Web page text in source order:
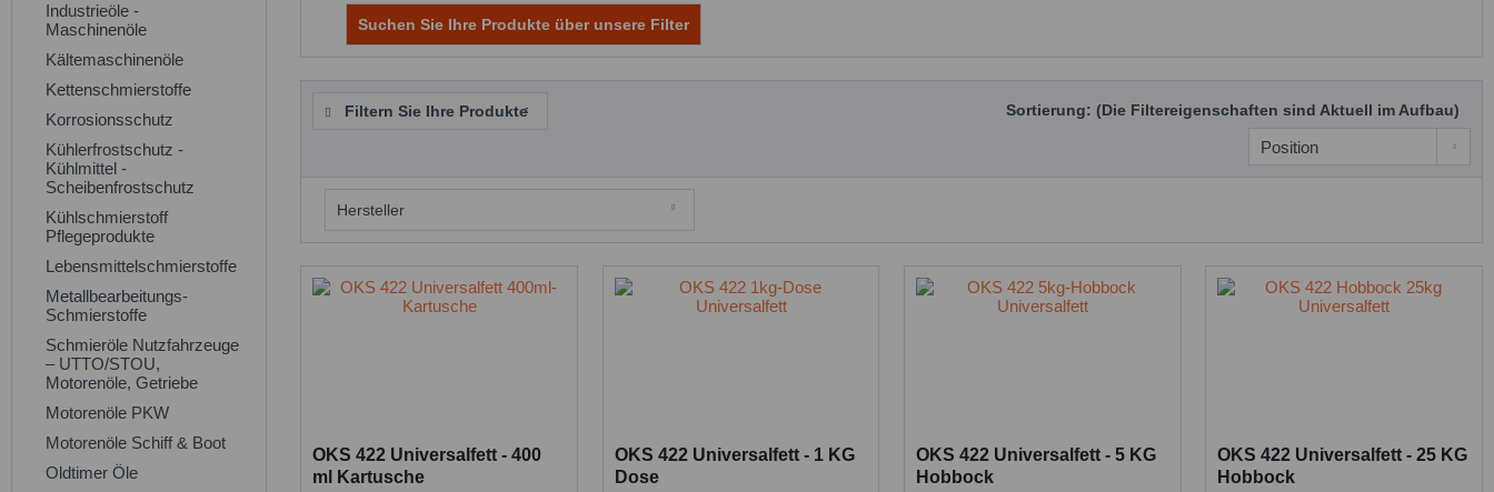
Industrieöle -
Maschinenöle
Kältemaschinenöle
Kettenschmierstoffe
Korrosionsschutz
Kühlerfrostschutz -
Kühlmittel -
Scheibenfrostschutz
Kühlschmierstoff
Pflegeprodukte
Lebensmittelschmierstoffe
Metallbearbeitungs-
Schmierstoffe
Schmieröle Nutzfahrzeuge
– UTTO/STOU,
Motorenöle, Getriebe
Motorenöle PKW
Motorenöle Schiff & Boot
Oldtimer Öle
Suchen Sie Ihre Produkte über unsere Filter
Filtern Sie Ihre Produkte Sortierung: (Die Filtereigenschaften sind Aktuell im Aufbau)
Hersteller
OKS 422 Universalfett - 400
ml Kartusche
OKS 422 Universalfett - 1 KG
Dose
OKS 422 Universalfett - 5 KG
Hobbock
OKS 422 Universalfett - 25 KG
Hobbock